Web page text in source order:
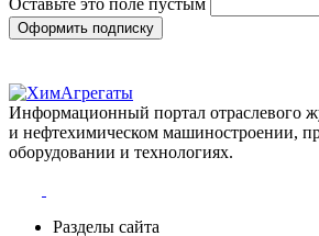
Оформить подписку
Информационный портал отраслевого
и нефтехимическом машиностроении,
оборудовании и технологиях.
Разделы сайта